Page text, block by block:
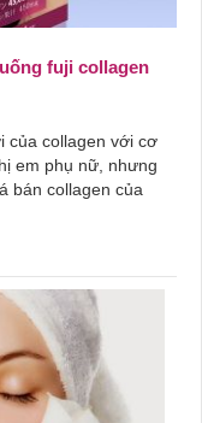
fuji collagen
của collagen với cơ
em phụ nữ, nhưng
bán collagen của